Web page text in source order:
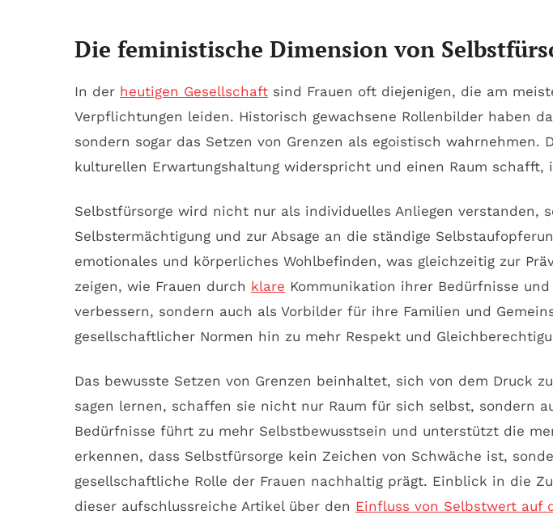
Die feministische Dimension von
In der heutigen Gesellschaft sind Frauen oft diejenigen, die am
Verpflichtungen leiden. Historisch gewachsene Rollenbilder haben
sondern sogar das Setzen von Grenzen als egoistisch
kulturellen Erwartungshaltung widerspricht und einen Raum
Selbstfürsorge wird nicht nur als individuelles Anliegen
Selbstermächtigung und zur Absage an die ständige
emotionales und körperliches Wohlbefinden, was gleichzeitig zur
zeigen, wie Frauen durch klare Kommunikation ihrer Bedürfnisse
verbessern, sondern auch als Vorbilder für ihre Familien und
gesellschaftlicher Normen hin zu mehr Respekt und
Das bewusste Setzen von Grenzen beinhaltet, sich von dem Druck
sagen lernen, schaffen sie nicht nur Raum für sich selbst, sondern
Bedürfnisse führt zu mehr Selbstbewusstsein und unterstützt die
erkennen, dass Selbstfürsorge kein Zeichen von Schwäche ist,
gesellschaftliche Rolle der Frauen nachhaltig prägt. Einblick in die
dieser aufschlussreiche Artikel über den Einfluss von Selbstwert auf